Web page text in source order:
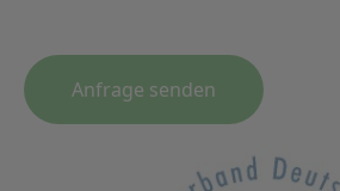
Anfrage senden